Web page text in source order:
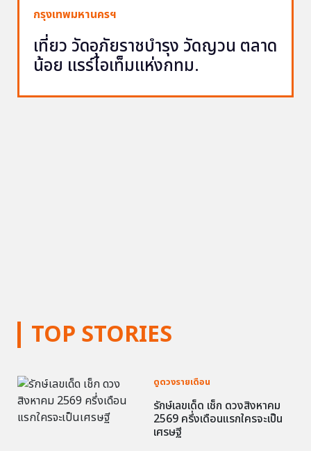
TOP STORIES
ดูดวงรายเดือน
รักษ์เลขเด็ด เช็ก ดวงสิงหาคม
2569 ครึ่งเดือนแรกใครจะเป็น
เศรษฐี
กรุงเทพมหานครฯ
เที่ยว วัดอุภัยราชบำรุง วัดญวน ตลาด
น้อย แรร์ไอเท็มแห่งกทม.